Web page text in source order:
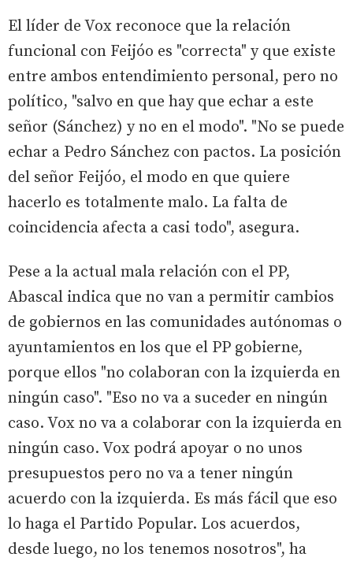
El líder de Vox reconoce que la relación
funcional con Feijóo es "correcta" y que existe
entre ambos entendimiento personal, pero no
político, "salvo en que hay que echar a este
señor (Sánchez) y no en el modo". "No se puede
echar a Pedro Sánchez con pactos. La posición
del señor Feijóo, el modo en que quiere
hacerlo es totalmente malo. La falta de
coincidencia afecta a casi todo", asegura.
Pese a la actual mala relación con el PP,
Abascal indica que no van a permitir cambios
de gobiernos en las comunidades autónomas o
ayuntamientos en los que el PP gobierne,
porque ellos "no colaboran con la izquierda en
ningún caso". "Eso no va a suceder en ningún
caso. Vox no va a colaborar con la izquierda en
ningún caso. Vox podrá apoyar o no unos
presupuestos pero no va a tener ningún
acuerdo con la izquierda. Es más fácil que eso
lo haga el Partido Popular. Los acuerdos,
desde luego, no los tenemos nosotros", ha